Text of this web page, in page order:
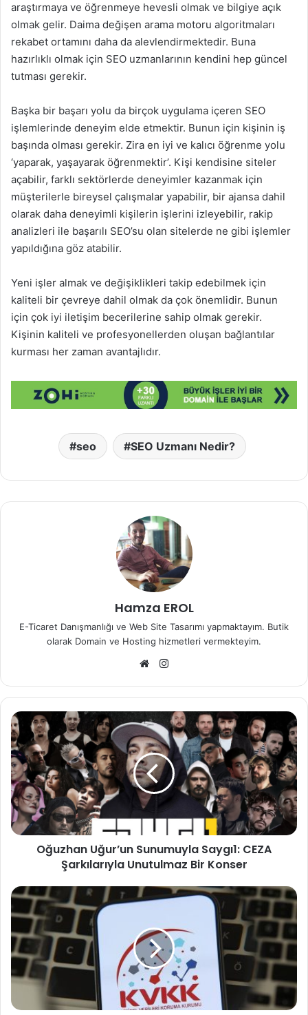
araştırmaya ve öğrenmeye hevesli olmak ve bilgiye açık
olmak gelir. Daima değişen arama motoru algoritmaları
rekabet ortamını daha da alevlendirmektedir. Buna
hazırlıklı olmak için SEO uzmanlarının kendini hep güncel
tutması gerekir.
Başka bir başarı yolu da birçok uygulama içeren SEO
işlemlerinde deneyim elde etmektir. Bunun için kişinin iş
başında olması gerekir. Zira en iyi ve kalıcı öğrenme yolu
‘yaparak, yaşayarak öğrenmektir’. Kişi kendisine siteler
açabilir, farklı sektörlerde deneyimler kazanmak için
müşterilerle bireysel çalışmalar yapabilir, bir ajansa dahil
olarak daha deneyimli kişilerin işlerini izleyebilir, rakip
analizleri ile başarılı SEO’su olan sitelerde ne gibi işlemler
yapıldığına göz atabilir.
Yeni işler almak ve değişiklikleri takip edebilmek için
kaliteli bir çevreye dahil olmak da çok önemlidir. Bunun
için çok iyi iletişim becerilerine sahip olmak gerekir.
Kişinin kaliteli ve profesyonellerden oluşan bağlantılar
kurması her zaman avantajlıdır.
seo SEO Uzmanı Nedir?
Hamza EROL
E-Ticaret Danışmanlığı ve Web Site Tasarımı yapmaktayım. Butik
olarak Domain ve Hosting hizmetleri vermekteyim.
Web
Oğuzhan
Uğur’un
Sunumuyla
Saygı1:
CEZA
Şarkılarıyla
Unutulmaz
Bir
Konser
Oğuzhan Uğur’un Sunumuyla Saygı1: CEZA
Şarkılarıyla Unutulmaz Bir Konser
E-
KvK
ile
Ceza
ve
Yaptırımlara
Yakalanmadan
Sürecini